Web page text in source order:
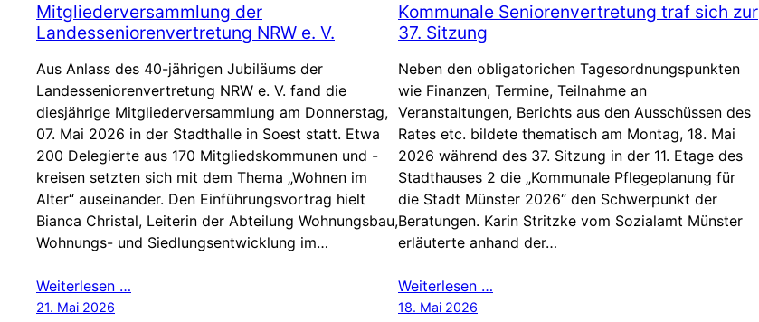
Mitgliederversammlung der
Landesseniorenvertretung NRW e. V.
Aus Anlass des 40-jährigen Jubiläums der
Landesseniorenvertretung NRW e. V. fand die
diesjährige Mitgliederversammlung am Donnerstag,
07. Mai 2026 in der Stadthalle in Soest statt. Etwa
200 Delegierte aus 170 Mitgliedskommunen und -
kreisen setzten sich mit dem Thema „Wohnen im
Alter“ auseinander. Den Einführungsvortrag hielt
Bianca Christal, Leiterin der Abteilung Wohnungsbau,
Wohnungs- und Siedlungsentwicklung im…
Weiterlesen …
21. Mai 2026
Kommunale Seniorenvertretung traf sich zur
37. Sitzung
Neben den obligatorichen Tagesordnungspunkten
wie Finanzen, Termine, Teilnahme an
Veranstaltungen, Berichts aus den Ausschüssen des
Rates etc. bildete thematisch am Montag, 18. Mai
2026 während des 37. Sitzung in der 11. Etage des
Stadthauses 2 die „Kommunale Pflegeplanung für
die Stadt Münster 2026“ den Schwerpunkt der
Beratungen. Karin Stritzke vom Sozialamt Münster
erläuterte anhand der…
Weiterlesen …
18. Mai 2026